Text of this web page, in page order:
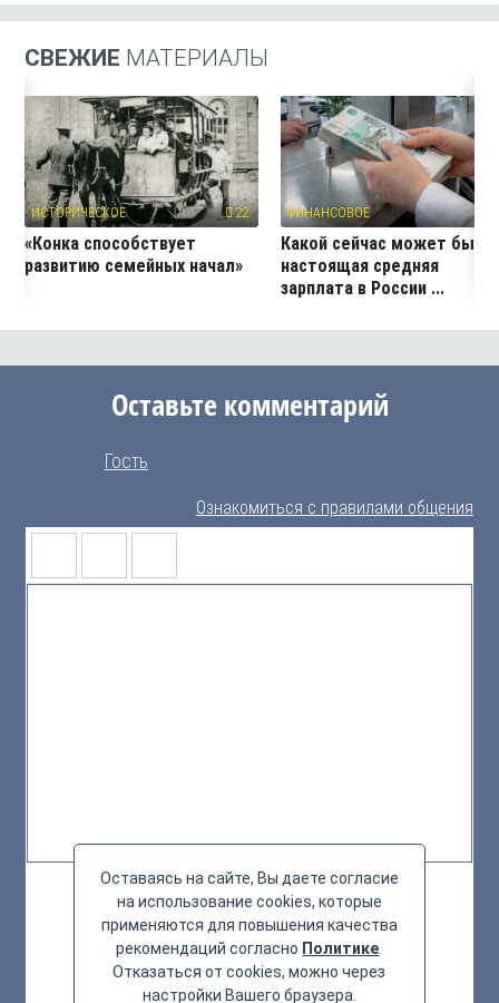
СВЕЖИЕ МАТЕРИАЛЫ
ИСТОРИЧЕСКОЕ 22
«Конка способствует
развитию семейных начал»
ФИНАНСОВОЕ
Какой сейчас может быть
настоящая средняя
зарплата в России ...
Оставьте комментарий
Гость
Ознакомиться с правилами общения
Оставаясь на сайте, Вы даете согласие
на использование cookies, которые
применяются для повышения качества
рекомендаций согласно Политике
Отказаться от cookies, можно через
настройки Вашего браузера.